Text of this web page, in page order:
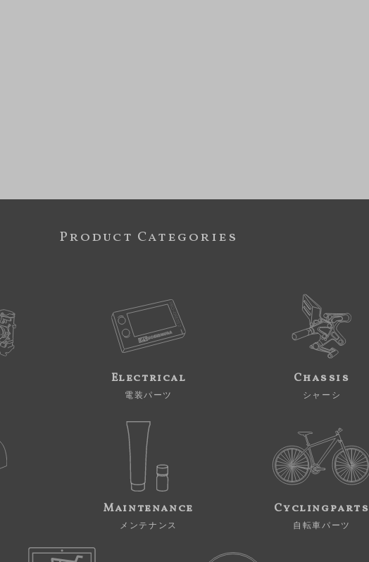
Product Categories
Electrical
電装パーツ
Chassis
シャーシ
Maintenance
メンテナンス
Cyclingparts
自転車パーツ